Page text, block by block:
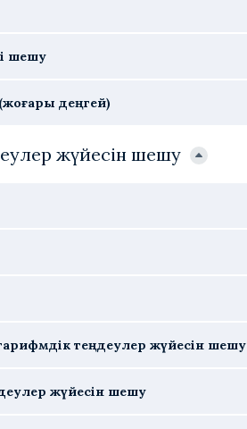
шешу
деңгей)
жүйесін шешу
теңдеулер жүйесін шешу
жүйесін шешу